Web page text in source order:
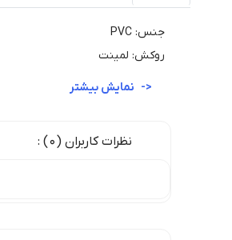
جنس: PVC
روکش: لمینت
نظرات کاربران (0) :